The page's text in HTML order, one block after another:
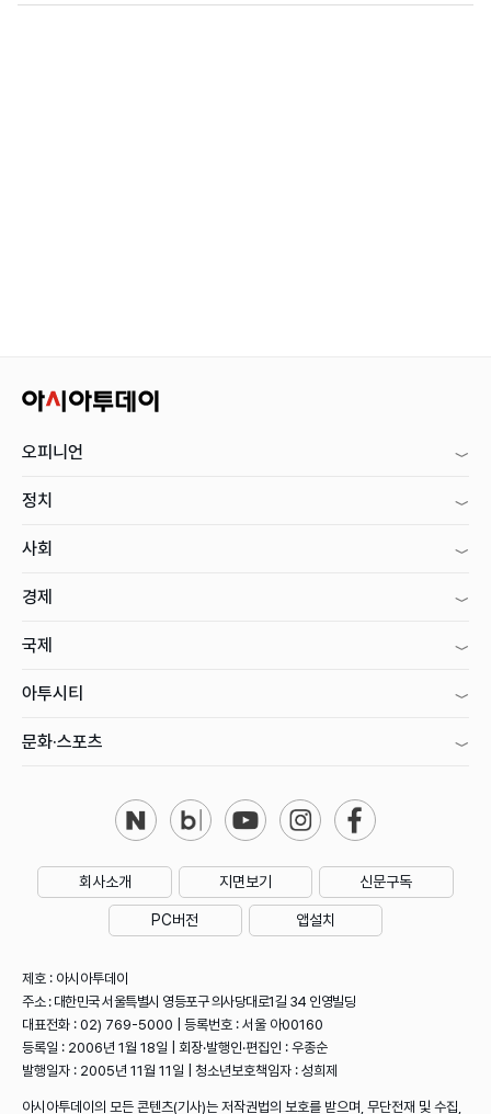
오피니언
정치
사회
경제
국제
아투시티
문화·스포츠
회사소개 지면보기 신문구독
PC버전 앱설치
제호 : 아시아투데이
주소 : 대한민국 서울특별시 영등포구 의사당대로1길 34 인영빌딩
대표전화 : 02) 769-5000 | 등록번호 : 서울 아00160
등록일 : 2006년 1월 18일 | 회장·발행인·편집인 : 우종순
발행일자 : 2005년 11월 11일 | 청소년보호책임자 : 성희제
아시아투데이의 모든 콘텐츠(기사)는 저작권법의 보호를 받으며, 무단전재 및 수집,